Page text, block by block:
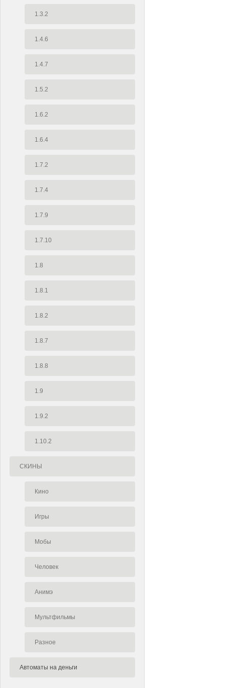
1.3.2
1.4.6
1.4.7
1.5.2
1.6.2
1.6.4
1.7.2
1.7.4
1.7.9
1.7.10
1.8
1.8.1
1.8.2
1.8.7
1.8.8
1.9
1.9.2
1.10.2
СКИНЫ
Кино
Игры
Мобы
Человек
Анимэ
Мультфильмы
Разное
Автоматы на деньги